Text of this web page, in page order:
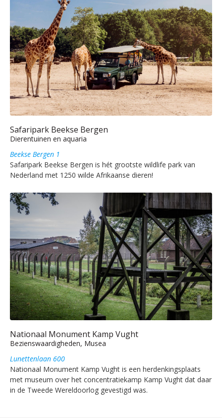
Safaripark Beekse Bergen
Dierentuinen en aquaria
Beekse Bergen 1
Safaripark Beekse Bergen is hét grootste wildlife park van
Nederland met 1250 wilde Afrikaanse dieren!
Nationaal Monument Kamp Vught
Bezienswaardigheden, Musea
Lunettenlaan 600
Nationaal Monument Kamp Vught is een herdenkingsplaats
met museum over het concentratiekamp Kamp Vught dat daar
in de Tweede Wereldoorlog gevestigd was.